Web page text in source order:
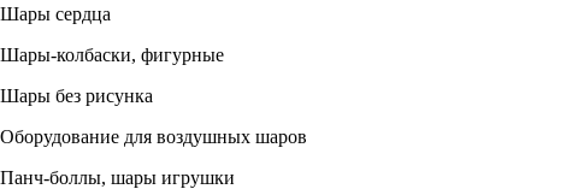
Шары сердца
Шары-колбаски, фигурные
Шары без рисунка
Оборудование для воздушных шаров
Панч-боллы, шары игрушки